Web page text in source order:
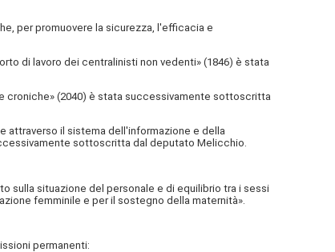
per promuovere la sicurezza, l'efficacia e
di lavoro dei centralinisti non vedenti» (1846) è stata
croniche» (2040) è stata successivamente sottoscritta
attraverso il sistema dell'informazione e della
sottoscritta dal deputato Melicchio.
sulla situazione del personale e di equilibrio tra i sessi
femminile e per il sostegno della maternità».
permanenti: